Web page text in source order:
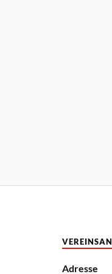
Adresse